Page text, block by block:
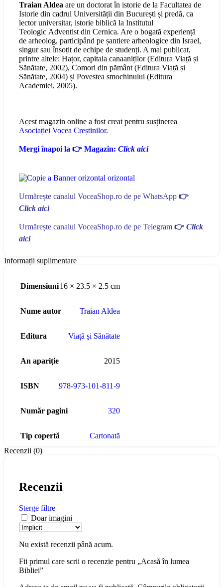
Traian Aldea are un doctorat în istorie de la Facultatea de
Istorie din cadrul Universității din București și predă, ca
lector universitar, istorie biblică la Institutul
Teologic Adventist din Cernica. Are o bogată experiență
de arheolog, participând pe șantiere arheologice din Israel,
singur sau însoțit de echipe de studenți. A mai publicat,
printre altele: Hațor, capitala canaaniților (Editura Viață și
Sănătate, 2002), Comori din pământ (Editura Viață și
Sănătate, 2004) și Povestea smochinului (Editura
Academiei, 2005).
Acest magazin online a fost creat pentru susținerea
Asociației Vocea Creștinilor.
Mergi înapoi la 👉 Magazin: Click aici
Urmărește canalul VoceaShop.ro de pe WhatsApp 👉
Click aici
Urmărește canalul VoceaShop.ro de pe Telegram 👉 Click
aici
Informații suplimentare
Dimensiuni16 × 23.5 × 2.5 cm
Nume autor Traian Aldea
Editura Viață și Sănătate
An apariție 2015
ISBN 978-973-101-811-9
Număr pagini 320
Tip copertă
Cartonată
Recenzii (0)
Recenzii
Sterge filtre
Doar imagini
Nu există recenzii până acum.
Fii primul care scrii o recenzie pentru „Acasă în lumea
Bibliei”